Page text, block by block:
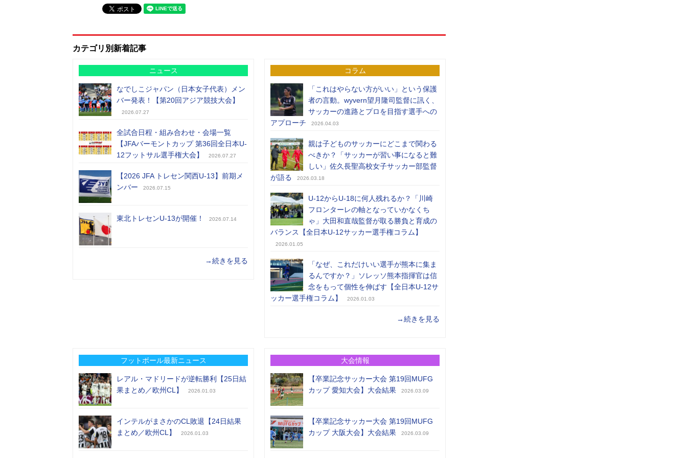
カテゴリ別新着記事
ニュース
なでしこジャパン（日本女子代表）メン
バー発表！【第20回アジア競技大会】
2026.07.27
全試合日程・組み合わせ・会場一覧
【JFAバーモントカップ 第36回全日本U-
12フットサル選手権大会】
2026.07.27
【2026 JFA トレセン関西U-13】前期メ
ンバー
2026.07.15
東北トレセンU-13が開催！ 2026.07.14
→続きを見る
コラム
「これはやらない方がいい」という保護
者の言動。wyvern望月隆司監督に訊く、
サッカーの進路とプロを目指す選手への
アプローチ
2026.04.03
親は子どものサッカーにどこまで関わる
べきか？「サッカーが習い事になると難
しい」佐久長聖高校女子サッカー部監督
が語る
2026.03.18
U-12からU-18に何人残れるか？「川崎
フロンターレの軸となっていかなくち
ゃ」大田和直哉監督が取る勝負と育成の
バランス【全日本U-12サッカー選手権コラム】
2026.01.05
「なぜ、これだけいい選手が熊本に集ま
るんですか？」ソレッソ熊本指揮官は信
念をもって個性を伸ばす【全日本U-12サ
ッカー選手権コラム】
2026.01.03
→続きを見る
フットボール最新ニュース
レアル・マドリードが逆転勝利【25日結
果まとめ／欧州CL】
2026.01.03
インテルがまさかのCL敗退【24日結果
まとめ／欧州CL】
2026.01.03
大会情報
【卒業記念サッカー大会 第19回MUFG
カップ 愛知大会】大会結果
2026.03.09
【卒業記念サッカー大会 第19回MUFG
カップ 大阪大会】大会結果
2026.03.09